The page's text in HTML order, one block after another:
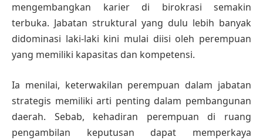
mengembangkan karier di birokrasi semakin
terbuka. Jabatan struktural yang dulu lebih banyak
didominasi laki-laki kini mulai diisi oleh perempuan
yang memiliki kapasitas dan kompetensi.
Ia menilai, keterwakilan perempuan dalam jabatan
strategis memiliki arti penting dalam pembangunan
daerah. Sebab, kehadiran perempuan di ruang
pengambilan keputusan dapat memperkaya